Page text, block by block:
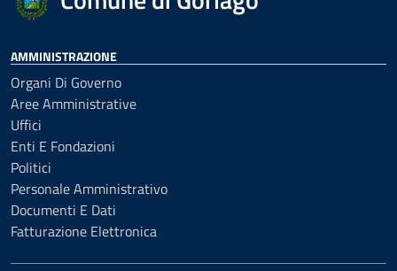
AMMINISTRAZIONE
Organi Di Governo
Aree Amministrative
Uffici
Enti E Fondazioni
Politici
Personale Amministrativo
Documenti E Dati
Fatturazione Elettronica